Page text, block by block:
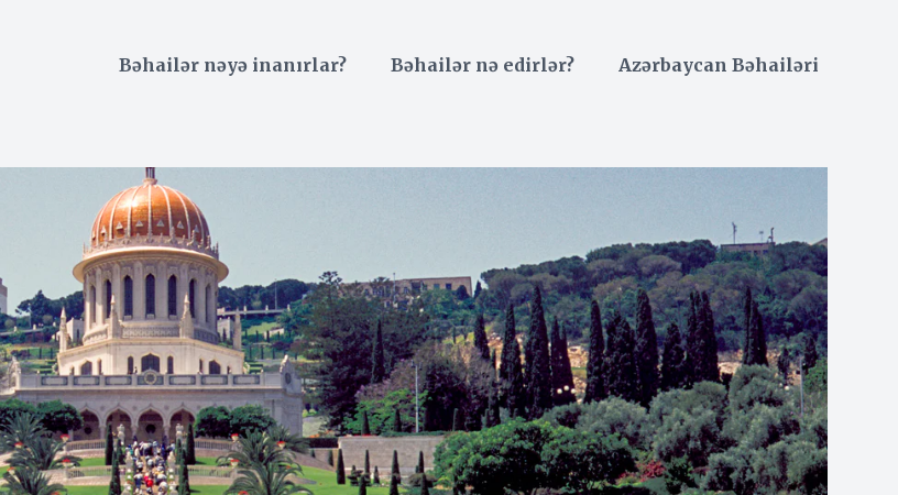
Bəhailər nəyə inanırlar? Bəhailər nə edirlər? Azərbaycan Bəhailəri